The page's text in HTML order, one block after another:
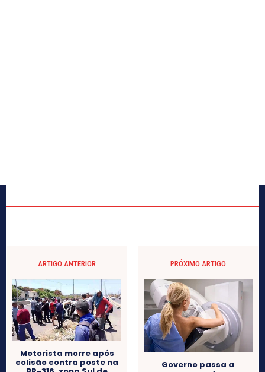
ARTIGO ANTERIOR
Motorista morre após
colisão contra poste na
PRÓXIMO ARTIGO
Governo passa a